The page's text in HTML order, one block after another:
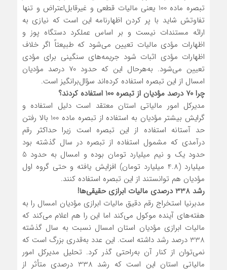
تبصره ماده 100 یعنی مالیات قطعی و غیرقابل‌اعتراض و تنها
تفاوتش شاید با پر کردن اظهارنامه این است که نیازی به
ارائه مستندات نیست و بر اساس عملکرد دستگاه پوز و
اظهارات مؤدی مالیات تعیین می‌شود که طبیعتاً اگر خلاف
اظهارات مؤدی اثبات شود جریمه‌های سنگینی برای مؤدی
تعیین می‌شود. به‌هرحال این که حدود 70 درصد مؤدیان
امسال از این تبصره استفاده کرده‌اند سؤال‌برانگیز است.
چرا 70 درصد مؤدیان از تبصره 100 استفاده کردند؟
مدیرکل امور مالیاتی استان معتقد است دلیل استفاده و
گرایش بیشتر مؤدیان به استفاده از تبصره ماده 100 بالا رفتن
حد آستانه استفاده از این تبصره است زیرا حداکثر رقم
درآمدی که مشمول استفاده از تبصره در سال گذشته بود
حدود یک و نیم میلیارد تومان بوده و امسال به حدود 5
میلیارد (4.8 میلیارد تومان) افزایش یافته و حتی گروه اول
مؤدیان هم توانستند از این تبصره استفاده کنند.
رشد 338 درصدی مالیات ابرازی حقیقی‌ها!
مدبرنیا استخراج رقم دقیق مالیات ابرازی مؤدیان امسال را به
هفته‌های آینده موکول می‌کند اما این را هم اعلام می‌کند که
مالیات ابرازی مؤدیان استان امسال نسبت به سال گذشته
338 درصد رشد داشته است. این عدد به‌قدری بزرگ است که
نمی‌توان از کنار آن به‌راحتی گذر کرد. تحلیل مدیرکل امور
مالیاتی استان این است که رشد 338 درصدی متأثر از